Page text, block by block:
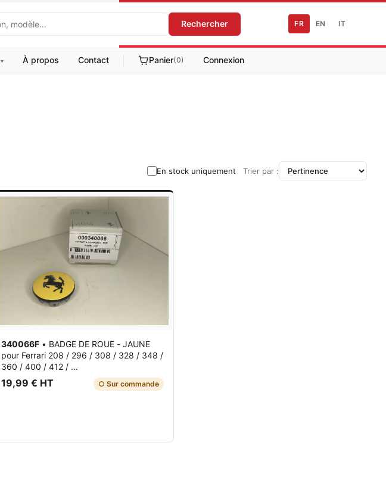
Rechercher FR EN IT
▾ À propos Contact Panier(0) Connexion
En stock uniquement Trier par :
340066F • BADGE DE ROUE - JAUNE
pour Ferrari 208 / 296 / 308 / 328 / 348 /
360 / 400 / 412 / ...
19,99 € HT ○ Sur commande